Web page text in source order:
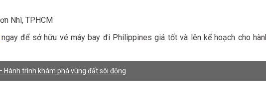
Nhì, TPHCM
để sở hữu vé máy bay đi Philippines giá tốt và lên kế hoạch cho
Hành trình khám phá vùng đất sôi động